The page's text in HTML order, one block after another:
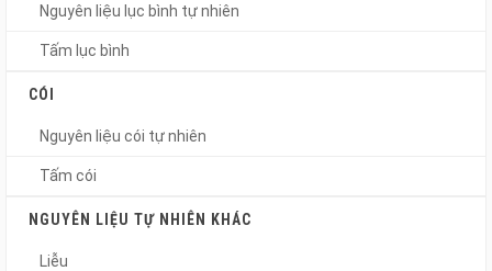
Nguyên liệu lục bình tự nhiên
Tấm lục bình
CÓI
Nguyên liệu cói tự nhiên
Tấm cói
NGUYÊN LIỆU TỰ NHIÊN KHÁC
Liễu